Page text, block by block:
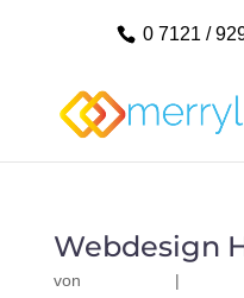
0 7121 /
Webdesign
von |